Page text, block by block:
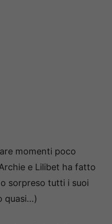
momenti poco
e Lilibet ha fatto
sorpreso tutti i suoi
quasi…)